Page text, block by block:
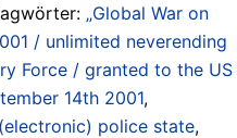
„Global War on
/ unlimited neverending
Force / granted to the US
14th 2001,
police state,